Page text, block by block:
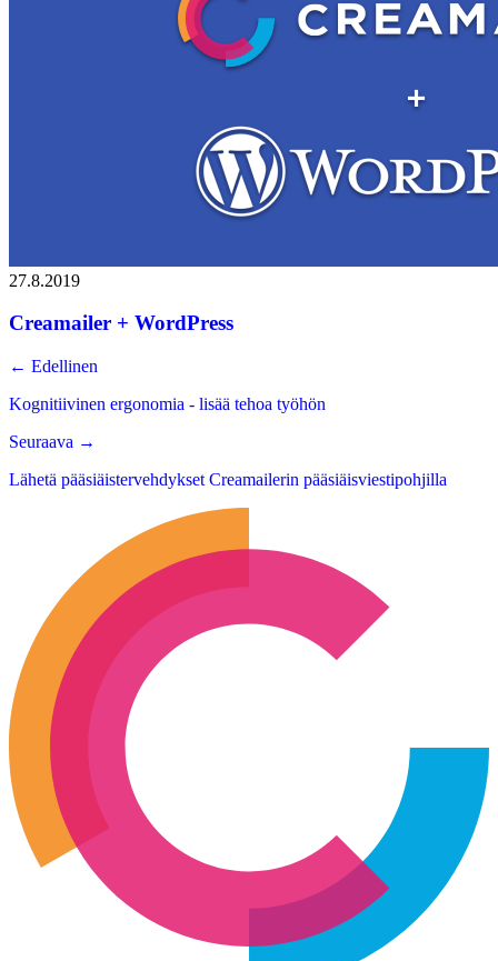
27.8.2019
Creamailer + WordPress
← Edellinen
Kognitiivinen ergonomia - lisää tehoa työhön
Seuraava →
Lähetä pääsiäistervehdykset Creamailerin pääsiäisviestipohjilla